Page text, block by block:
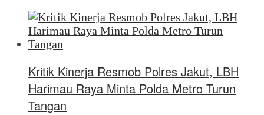
Kritik Kinerja Resmob Polres Jakut, LBH
Harimau Raya Minta Polda Metro Turun
Tangan